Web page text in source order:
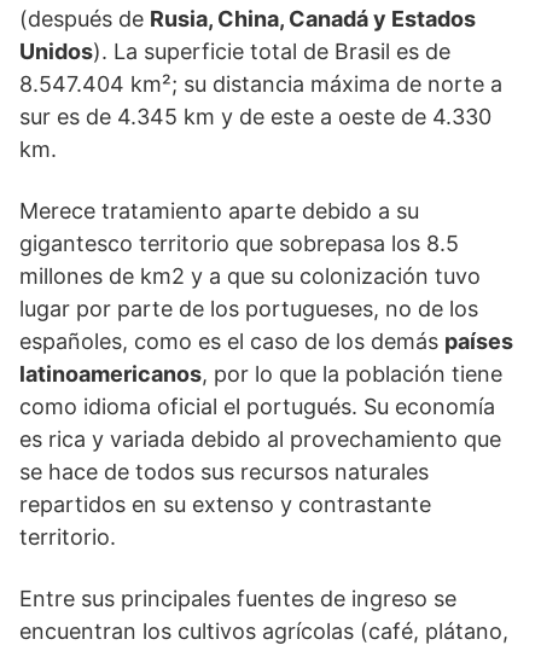
(después de Rusia, China, Canadá y Estados
Unidos). La superficie total de Brasil es de
8.547.404 km²; su distancia máxima de norte a
sur es de 4.345 km y de este a oeste de 4.330
km.
Merece tratamiento aparte debido a su
gigantesco territorio que sobrepasa los 8.5
millones de km2 y a que su colonización tuvo
lugar por parte de los portugueses, no de los
españoles, como es el caso de los demás países
latinoamericanos, por lo que la población tiene
como idioma oficial el portugués. Su economía
es rica y variada debido al provechamiento que
se hace de todos sus recursos naturales
repartidos en su extenso y contrastante
territorio.
Entre sus principales fuentes de ingreso se
encuentran los cultivos agrícolas (café, plátano,